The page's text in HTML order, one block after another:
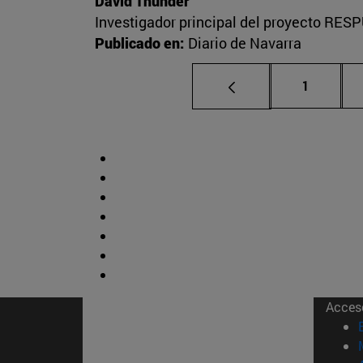
Investigador principal del proyecto
Publicado en: Diario de Navarra
Página
1